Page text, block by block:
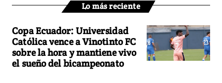
Lo más reciente
Copa Ecuador: Universidad
Católica vence a Vinotinto FC
sobre la hora y mantiene vivo
el sueño del bicampeonato